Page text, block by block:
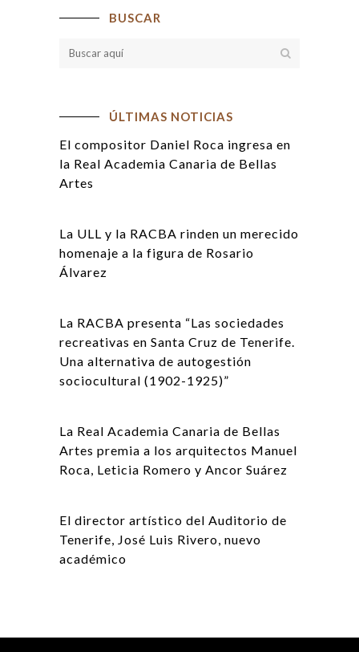
BUSCAR
ÚLTIMAS NOTICIAS
El compositor Daniel Roca ingresa en
la Real Academia Canaria de Bellas
Artes
La ULL y la RACBA rinden un merecido
homenaje a la figura de Rosario
Álvarez
La RACBA presenta “Las sociedades
recreativas en Santa Cruz de Tenerife.
Una alternativa de autogestión
sociocultural (1902-1925)”
La Real Academia Canaria de Bellas
Artes premia a los arquitectos Manuel
Roca, Leticia Romero y Ancor Suárez
El director artístico del Auditorio de
Tenerife, José Luis Rivero, nuevo
académico